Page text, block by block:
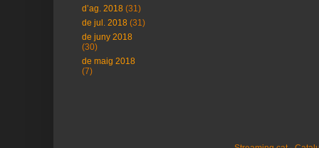
d’ag. 2018 (31)
de jul. 2018 (31)
de juny 2018
(30)
de maig 2018
(7)